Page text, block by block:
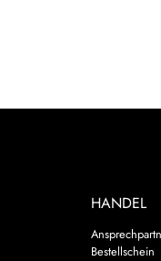
HANDEL
Bestellschein